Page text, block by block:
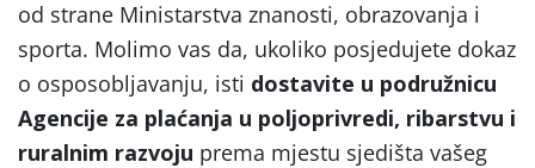
od strane Ministarstva znanosti, obrazovanja i
sporta. Molimo vas da, ukoliko posjedujete dokaz
o osposobljavanju, isti dostavite u podružnicu
Agencije za plaćanja u poljoprivredi, ribarstvu i
ruralnim razvoju prema mjestu sjedišta vašeg